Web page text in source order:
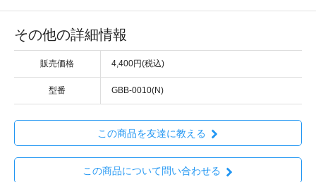
その他の詳細情報
販売価格 4,400円(税込)
型番 GBB-0010(N)
この商品を友達に教える
この商品について問い合わせる